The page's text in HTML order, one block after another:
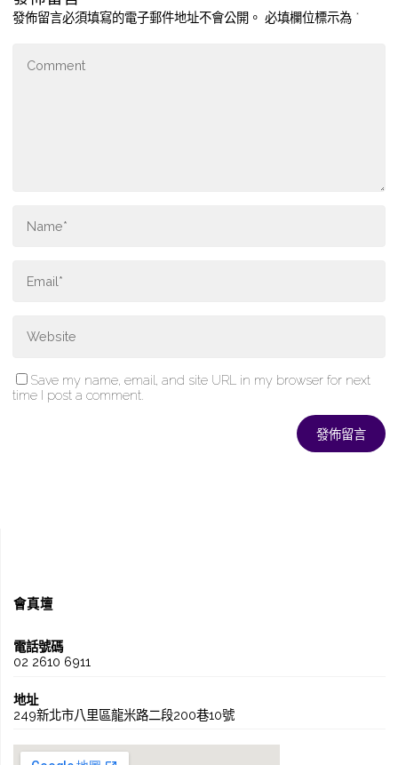
發佈留言必須填寫的電子郵件地址不會公開。 必填欄位標示為 *
Save my name, email, and site URL in my browser for next
time I post a comment.
會真壇
電話號碼
02 2610 6911
地址
249新北市八里區龍米路二段200巷10號